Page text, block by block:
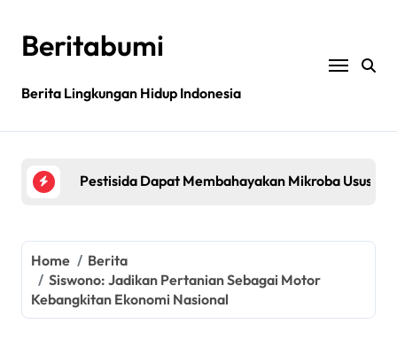
contentBeritabumi
Berita Lingkungan Hidup Indonesia
Bagaimana rantai pasokan global yang tidak
Bagaimana rantai pasokan global yang tidak
Filipina: MASIPAG Menentang Persetujuan Beras
Home
Berita
Siswono: Jadikan Pertanian Sebagai Motor
Kebangkitan Ekonomi Nasional